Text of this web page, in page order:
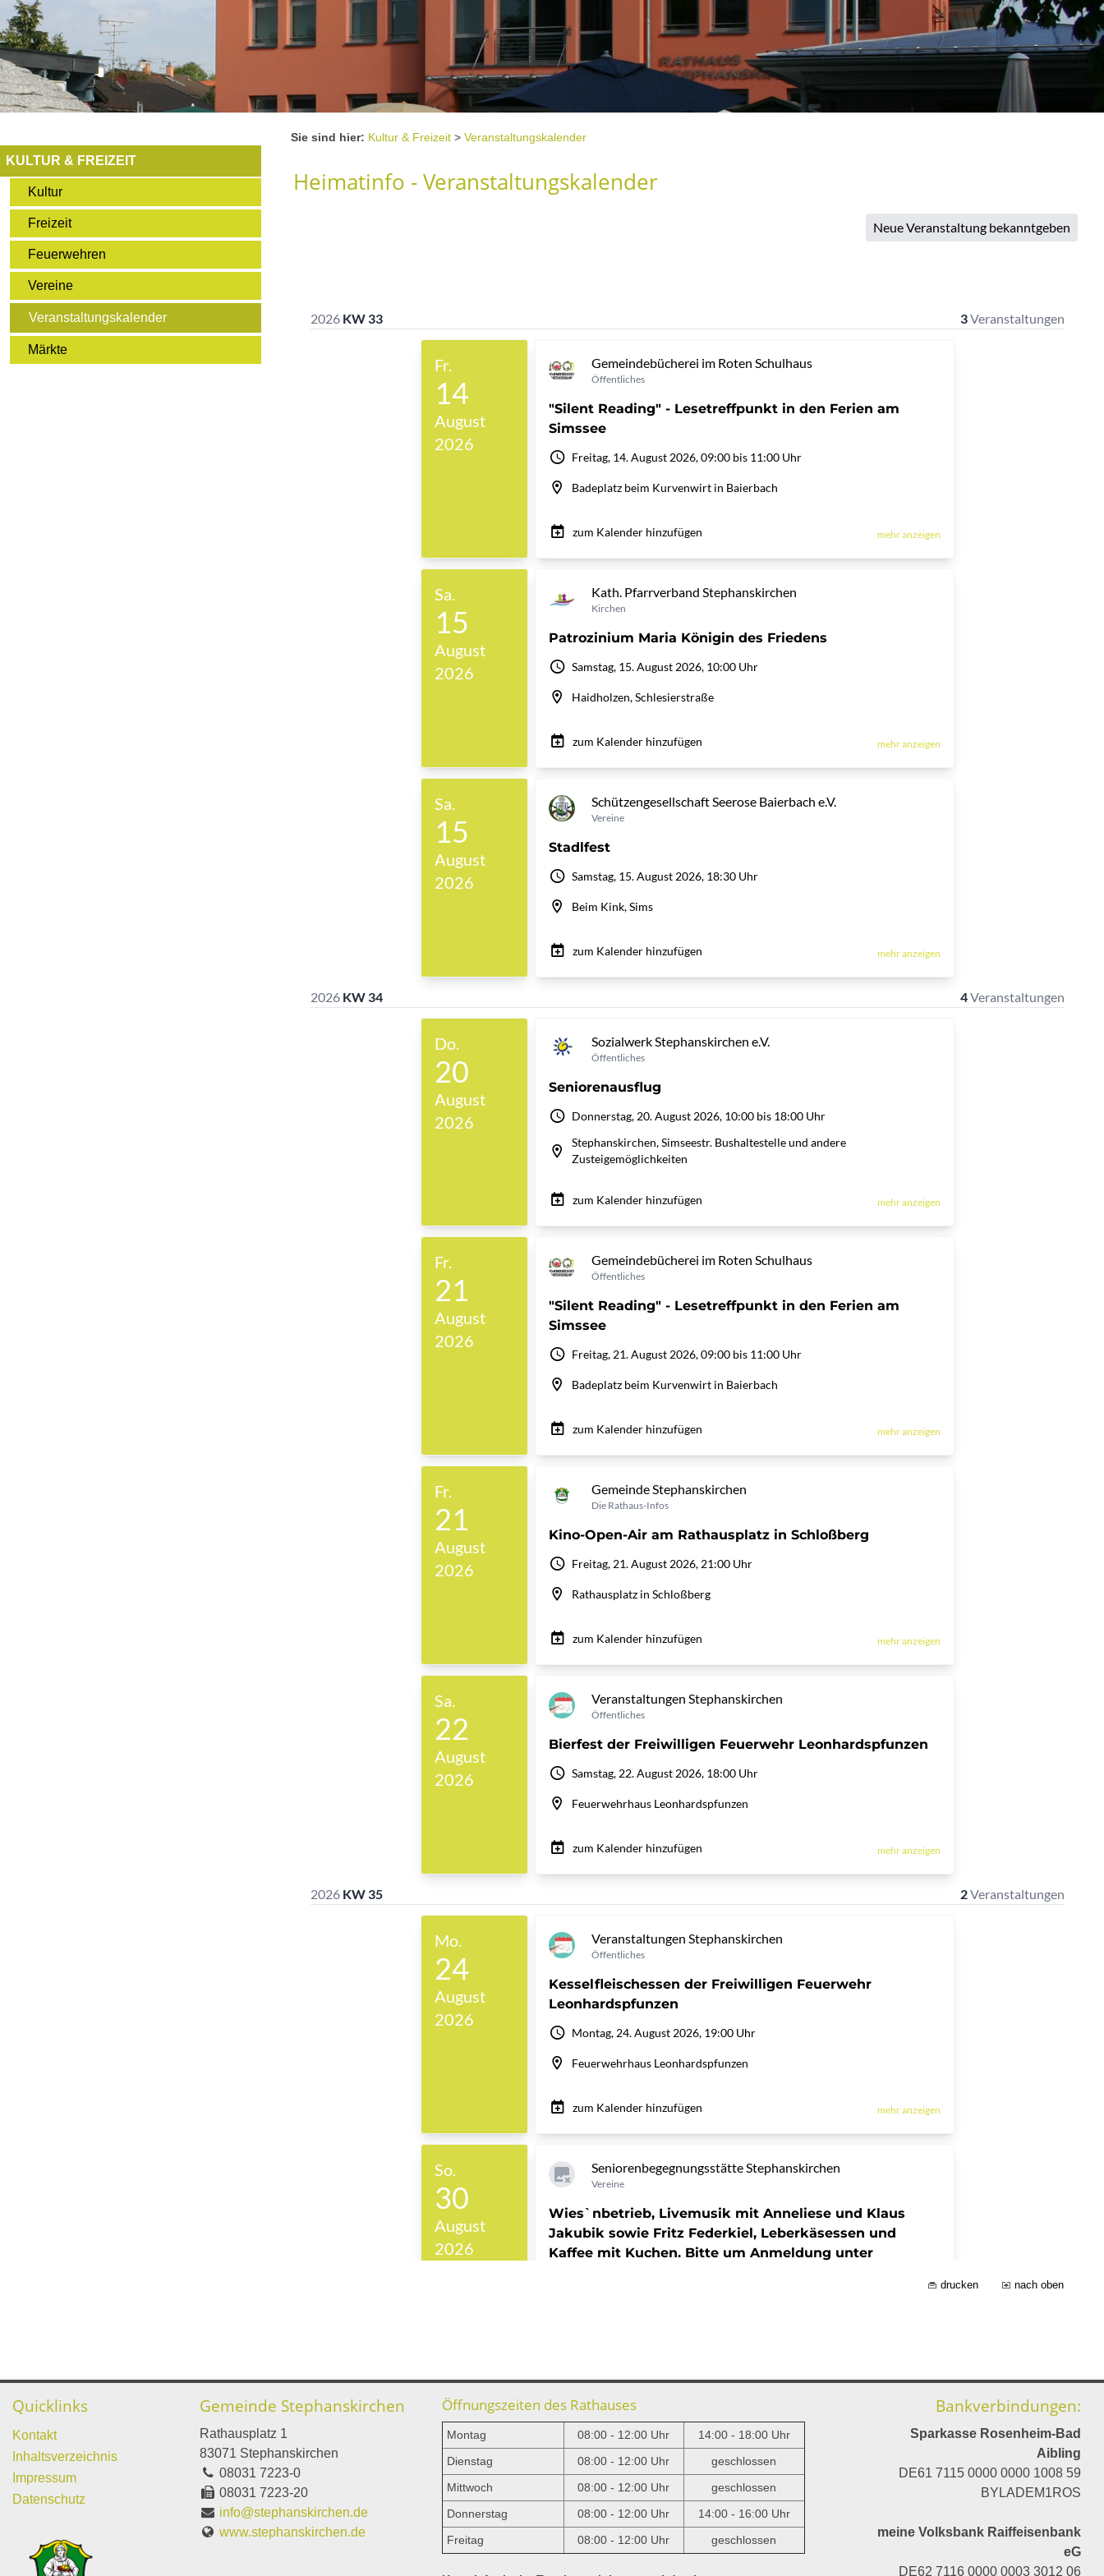
KULTUR & FREIZEIT
Kultur
Freizeit
Feuerwehren
Vereine
Veranstaltungskalender
Märkte
Sie sind hier: Kultur & Freizeit > Veranstaltungskalender
Heimatinfo - Veranstaltungskalender
drucken nach oben
Quicklinks
Kontakt
Inhaltsverzeichnis
Impressum
Datenschutz
Gemeinde Stephanskirchen
Rathausplatz 1
83071 Stephanskirchen
08031 7223-0
08031 7223-20
info@stephanskirchen.de
www.stephanskirchen.de
Öffnungszeiten des Rathauses
Montag 08:00 - 12:00 Uhr
14:00 - 18:00 Uhr
Dienstag
08:00 - 12:00 Uhr
geschlossen
Mittwoch
08:00 - 12:00 Uhr
geschlossen
Donnerstag
08:00 - 12:00 Uhr
14:00 - 16:00 Uhr
Freitag
08:00 - 12:00 Uhr geschlossen
Bankverbindungen:
Sparkasse Rosenheim-Bad
Aibling
DE61 7115 0000 0000 1008 59
BYLADEM1ROS
meine Volksbank Raiffeisenbank
eG
DE62 7116 0000 0003 3012 06